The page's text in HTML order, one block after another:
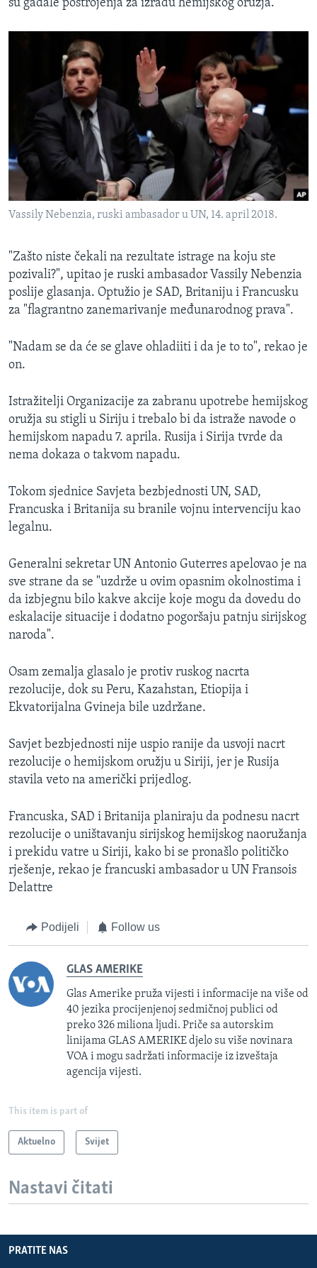
su gađale postrojenja za izradu hemijskog oružja.
Vassily Nebenzia​, ruski ambasador u UN, 14. april 2018.
"Zašto niste čekali na rezultate istrage na koju ste
pozivali?", upitao je ruski ambasador Vassily Nebenzia​
poslije glasanja. Optužio je SAD, Britaniju i Francusku
za "flagrantno zanemarivanje međunarodnog prava".
"Nadam se da će se glave ohladiiti i da je to to", rekao je
on.
Istražitelji Organizacije za zabranu upotrebe hemijskog
oružja su stigli u Siriju i trebalo bi da istraže navode o
hemijskom napadu 7. aprila. Rusija i Sirija tvrde da
nema dokaza o takvom napadu.
Tokom sjednice Savjeta bezbjednosti UN, SAD,
Francuska i Britanija su branile vojnu intervenciju kao
legalnu.
Generalni sekretar UN Antonio Guterres apelovao je na
sve strane da se "uzdrže u ovim opasnim okolnostima i
da izbjegnu bilo kakve akcije koje mogu da dovedu do
eskalacije situacije i dodatno pogoršaju patnju sirijskog
naroda".
Osam zemalja glasalo je protiv ruskog nacrta
rezolucije, dok su Peru, Kazahstan, Etiopija i
Ekvatorijalna Gvineja bile uzdržane.
Savjet bezbjednosti nije uspio ranije da usvoji nacrt
rezolucije o hemijskom oružju u Siriji, jer je Rusija
stavila veto na američki prijedlog.
Francuska, SAD i Britanija planiraju da podnesu nacrt
rezolucije o uništavanju sirijskog hemijskog naoružanja
i prekidu vatre u Siriji, kako bi se pronašlo političko
rješenje, rekao je francuski ambasador u UN Fransois
Delattre
Podijeli Follow us
GLAS AMERIKE
Glas Amerike pruža vijesti i informacije na više od
40 jezika procijenjenoj sedmičnoj publici od
preko 326 miliona ljudi. Priče sa autorskim
linijama GLAS AMERIKE djelo su više novinara
VOA i mogu sadržati informacije iz izveštaja
agencija vijesti.
This item is part of
Aktuelno Svijet
Nastavi čitati
PRATITE NAS